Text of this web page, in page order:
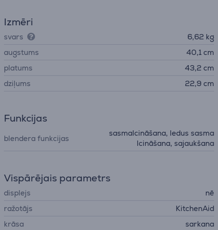
Izmēri
svars
6,62 kg
augstums
40,1 cm
platums
43,2 cm
dziļums
22,9 cm
Funkcijas
blendera funkcijas
sasmalcināšana, ledus sasma
lcināšana, sajaukšana
Vispārējais parametrs
displejs
nē
ražotājs
KitchenAid
krāsa
sarkana